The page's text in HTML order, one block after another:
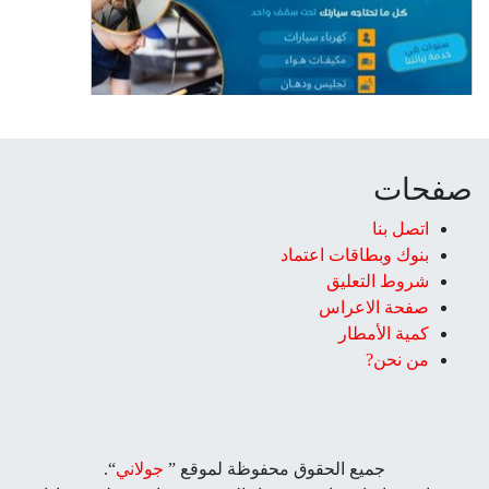
صفحات
اتصل بنا
بنوك وبطاقات اعتماد
شروط التعليق‎
صفحة الاعراس
كمية الأمطار
من نحن?
جميع الحقوق محفوظة لموقع ” جولاني“.